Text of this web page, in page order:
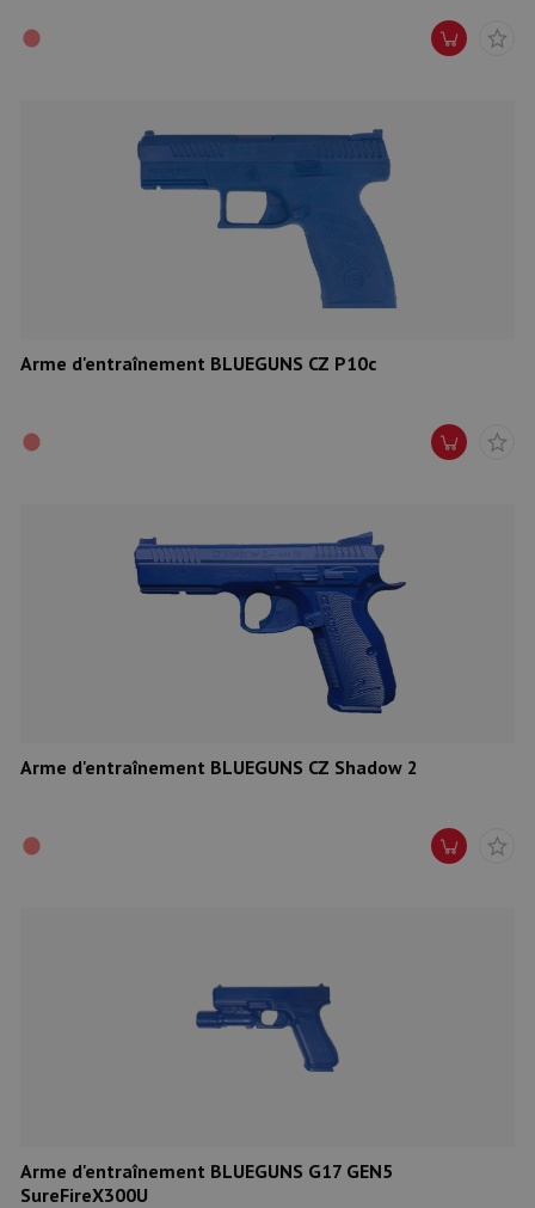
Arme d'entraînement BLUEGUNS CZ P10c
Arme d'entraînement BLUEGUNS CZ Shadow 2
Arme d'entraînement BLUEGUNS G17 GEN5
SureFireX300U